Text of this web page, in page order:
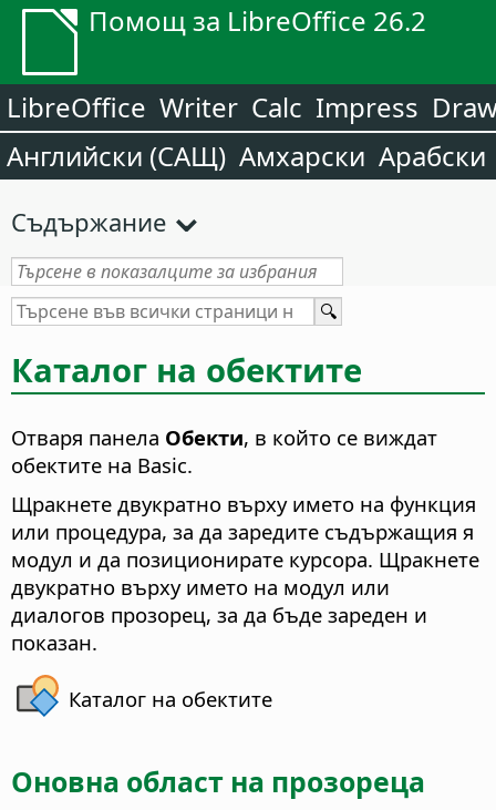
Помощ за LibreOffice 26.2
LibreOffice Writer Calc Impress
Английски (САЩ) Амхарски Арабски
Съдържание
Каталог на обектите
Отваря панела Обекти, в който се виждат
обектите на Basic.
Щракнете двукратно върху името на функция
или процедура, за да заредите съдържащия я
модул и да позиционирате курсора. Щракнете
двукратно върху името на модул или
диалогов прозорец, за да бъде зареден и
показан.
Каталог на обектите
Оновна област на прозореца